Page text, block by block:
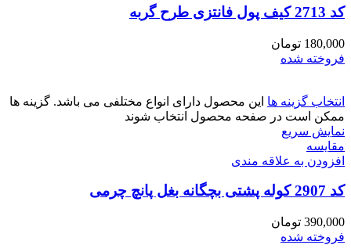
کد 2713 کیف پول فانتزی طرح گربه
180,000 تومان
فروخته شده
انتخاب گزینه ها این محصول دارای انواع مختلفی می باشد. گزینه ها
ممکن است در صفحه محصول انتخاب شوند
نمایش سریع
مقايسه
افزودن به علاقه مندی
کد 2907 کوله پشتی بچگانه بغل پانچ چرمی
390,000 تومان
فروخته شده